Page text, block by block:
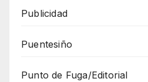
Publicidad
Puentesiño
Punto de Fuga/Editorial